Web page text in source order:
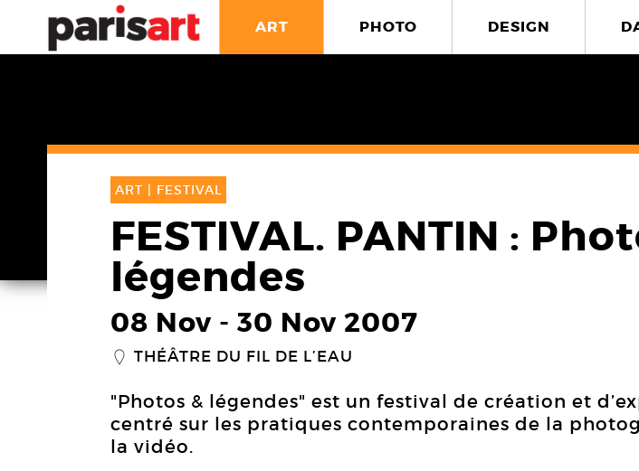
ART PHOTO DESIGN
ART | FESTIVAL
FESTIVAL. PANTIN :
légendes
08 Nov - 30 Nov 2007
_ THÉÂTRE DU FIL DE L’EAU
"Photos & légendes" est un festival de création et
centré sur les pratiques contemporaines de la
la vidéo.